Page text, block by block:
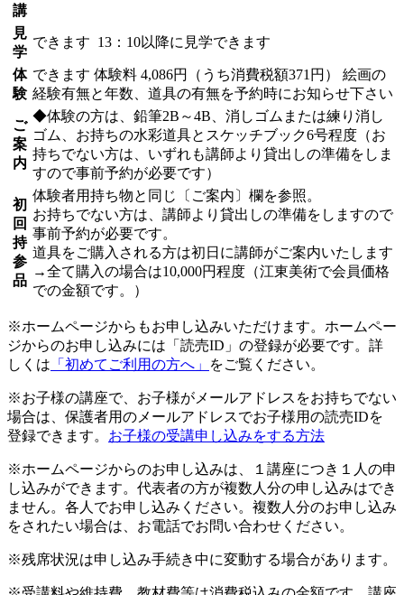
講
見
学
できます 13：10以降に見学できます
体
験
できます 体験料 4,086円（うち消費税額371円） 絵画の
経験有無と年数、道具の有無を予約時にお知らせ下さい
ご
案
内
◆体験の方は、鉛筆2B～4B、消しゴムまたは練り消し
ゴム、お持ちの水彩道具とスケッチブック6号程度（お
持ちでない方は、いずれも講師より貸出しの準備をしま
すので事前予約が必要です）
初
回
持
参
品
体験者用持ち物と同じ〔ご案内〕欄を参照。
お持ちでない方は、講師より貸出しの準備をしますので
事前予約が必要です。
道具をご購入される方は初日に講師がご案内いたします
→全て購入の場合は10,000円程度（江東美術で会員価格
での金額です。）
※ホームページからもお申し込みいただけます。ホームペー
ジからのお申し込みには「読売ID」の登録が必要です。詳
しくは 「初めてご利用の方へ」 をご覧ください。
※お子様の講座で、お子様がメールアドレスをお持ちでない
場合は、保護者用のメールアドレスでお子様用の読売IDを
登録できます。 お子様の受講申し込みをする方法
※ホームページからのお申し込みは、１講座につき１人の申
し込みができます。代表者の方が複数人分の申し込みはでき
ません。各人でお申し込みください。複数人分のお申し込み
をされたい場合は、お電話でお問い合わせください。
※残席状況は申し込み手続き中に変動する場合があります。